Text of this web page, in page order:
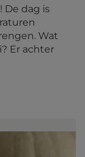
De dag is
Wat
Er achter